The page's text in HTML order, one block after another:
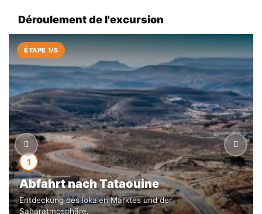
goldenen Sanddünen. Genießen Sie einen entspannten
authentisches Abenteuer mit einem Kamelritt oder einer
Quad-Tour durch die Wüste (optional). Am Ende des Tages
bewundern Sie einen außergewöhnlichen
Sonnenuntergang mitten in der Sahara und übernachten in
einem Camp oder einer typischen Unterkunft für völliges
Eintauchen.
Déroulement de l'excursion
ÉTAPE 1/5
1
Abfahrt nach Tataouine
Entdeckung des lokalen Marktes und der
Saharatmosphäre.